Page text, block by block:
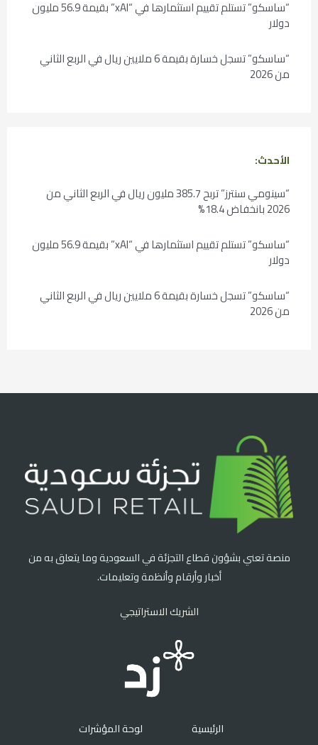
“ساسكو” تستلم تقييم استثمارها في “xAI” بقيمة 56.9 مليون
دولار
“ساسكو” تسجل خسارة بقيمة 6 ملايين ريال في الربع الثاني
من 2026
الأحدث:
“سينومي سنترز” تربح 385.7 مليون ريال في الربع الثاني من
2026 بانخفاض 18.4%
“ساسكو” تستلم تقييم استثمارها في “xAI” بقيمة 56.9 مليون
دولار
“ساسكو” تسجل خسارة بقيمة 6 ملايين ريال في الربع الثاني
من 2026
منصة تعني بشؤون قطاع التجزئة في السعودية وما يتعلق به من
أخبار وأرقام وأنظمة وتعليمات.
الشريك الاستراتيجي
الرئيسية لوحة المؤشرات